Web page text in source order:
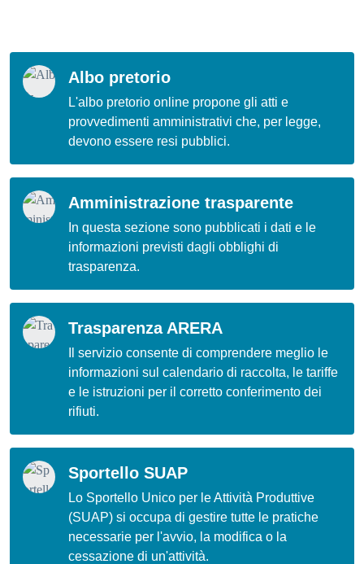
Albo pretorio
L'albo pretorio online propone gli atti e
provvedimenti amministrativi che, per legge,
devono essere resi pubblici.
Amministrazione trasparente
In questa sezione sono pubblicati i dati e le
informazioni previsti dagli obblighi di
trasparenza.
Trasparenza ARERA
Il servizio consente di comprendere meglio le
informazioni sul calendario di raccolta, le tariffe
e le istruzioni per il corretto conferimento dei
rifiuti.
Sportello SUAP
Lo Sportello Unico per le Attività Produttive
(SUAP) si occupa di gestire tutte le pratiche
necessarie per l'avvio, la modifica o la
cessazione di un'attività.